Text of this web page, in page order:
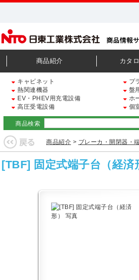
商品紹介 カタ
キャビネット プ
熱関連機器
盤
EV・PHEV用充電設備
ホ
高圧受電設備
個
商品検索
商品紹介 > ブレーカ・開閉器・
[TBF] 固定式端子台（経済